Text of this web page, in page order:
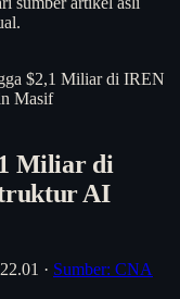
$2,1 Miliar di IREN
Masif
Miliar di
AI
· Sumber: CNA